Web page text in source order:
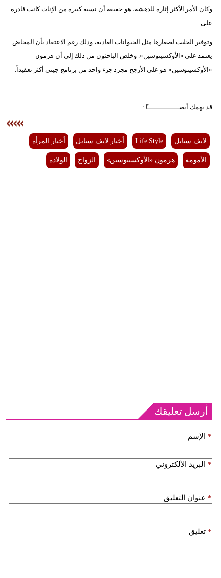
وكان الأمر الأكثر إثارة للدهشة، هو حقيقة أن نسبة كبيرة من الإناث كانت قادرة
على
وتوفير الحليب لصغارها مثل الحيوانات العادية، وذلك رغم الاعتقاد بأن المخاض
يعتمد على «الأوكسيتوسين». وخلص الباحثون من ذلك إلى أن هرمون
«الأوكسيتوسين» هو على الأرجح مجرد جزء واحد من برنامج جيني أكثر تعقيداً.
قد يهمك أيضــــــــــــــــًا :
لايف ستايل Life Style أخبار لايف ستايل أخبار المرأة
الأمومة هرمون «الأوكسيتوسين» الزواج الولادة
أرسل تعليقك
الإسم *
البريد الألكتروني *
عنوان التعليق *
تعليق *